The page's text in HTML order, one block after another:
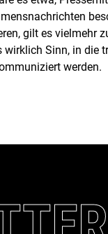
gilt es vielmehr
wirklich Sinn, in die
werden.